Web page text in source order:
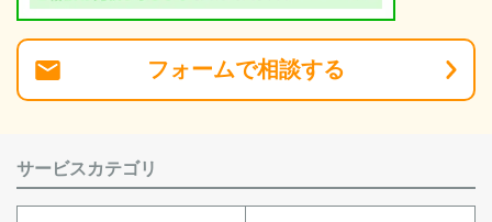
フォームで相談する
サービスカテゴリ